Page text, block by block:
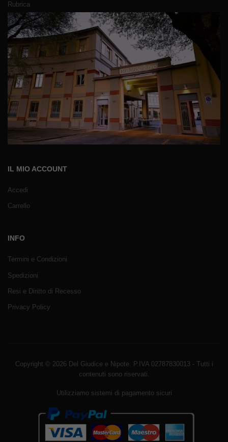
Rubrica
IL MIO ACCOUNT
Accedi
Carrello
INFO
Termini e Condizioni
Spedizioni
Resi e Diritto di Recesso
Privacy Policy
Copyright © 2026 Del Giudice e Nipote. P.IVA 02787830013 - Tutti i
contenuti sono riservati.
Utilizziamo sistemi di pagamento sicuri